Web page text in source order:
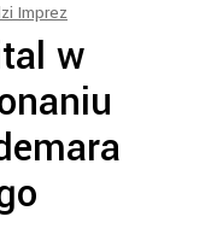
Imprez
w